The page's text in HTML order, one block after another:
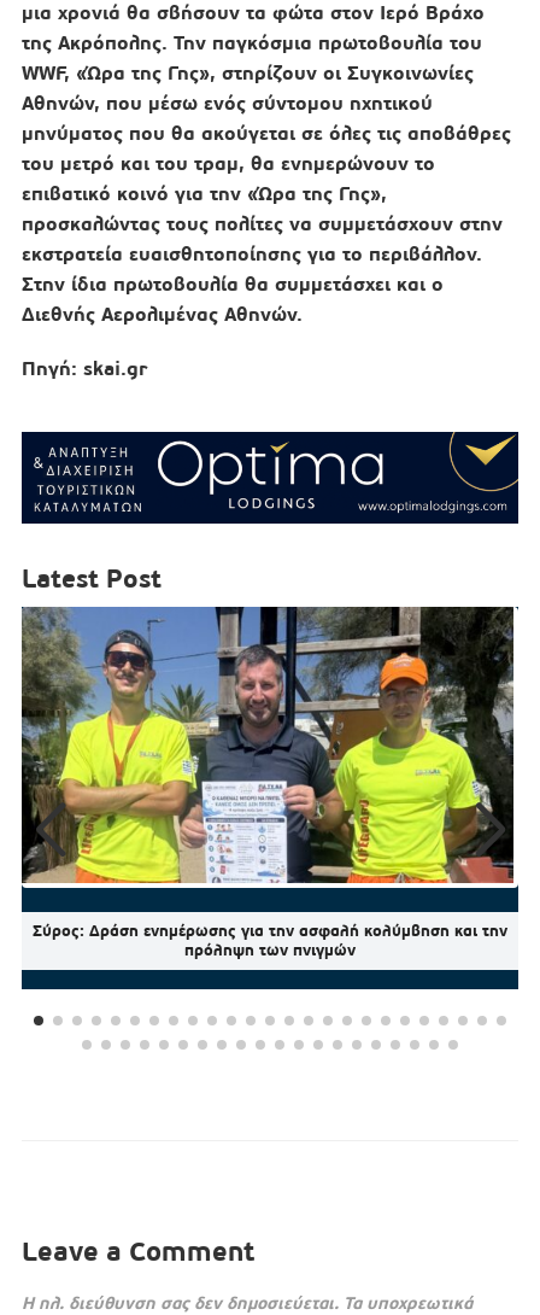
μια χρονιά θα σβήσουν τα φώτα στον Ιερό Βράχο
της Ακρόπολης. Την παγκόσμια πρωτοβουλία του
WWF, «Ώρα της Γης», στηρίζουν οι Συγκοινωνίες
Αθηνών, που μέσω ενός σύντομου ηχητικού
μηνύματος που θα ακούγεται σε όλες τις αποβάθρες
του μετρό και του τραμ, θα ενημερώνουν το
επιβατικό κοινό για την «Ώρα της Γης»,
προσκαλώντας τους πολίτες να συμμετάσχουν στην
εκστρατεία ευαισθητοποίησης για το περιβάλλον.
Στην ίδια πρωτοβουλία θα συμμετάσχει και ο
Διεθνής Αερολιμένας Αθηνών.
Πηγή: skai.gr
Latest Post
Σύρος: Δράση ενημέρωσης για την ασφαλή κολύμβηση και την
πρόληψη των πνιγμών
Leave a Comment
Η ηλ. διεύθυνση σας δεν δημοσιεύεται. Τα υποχρεωτικά